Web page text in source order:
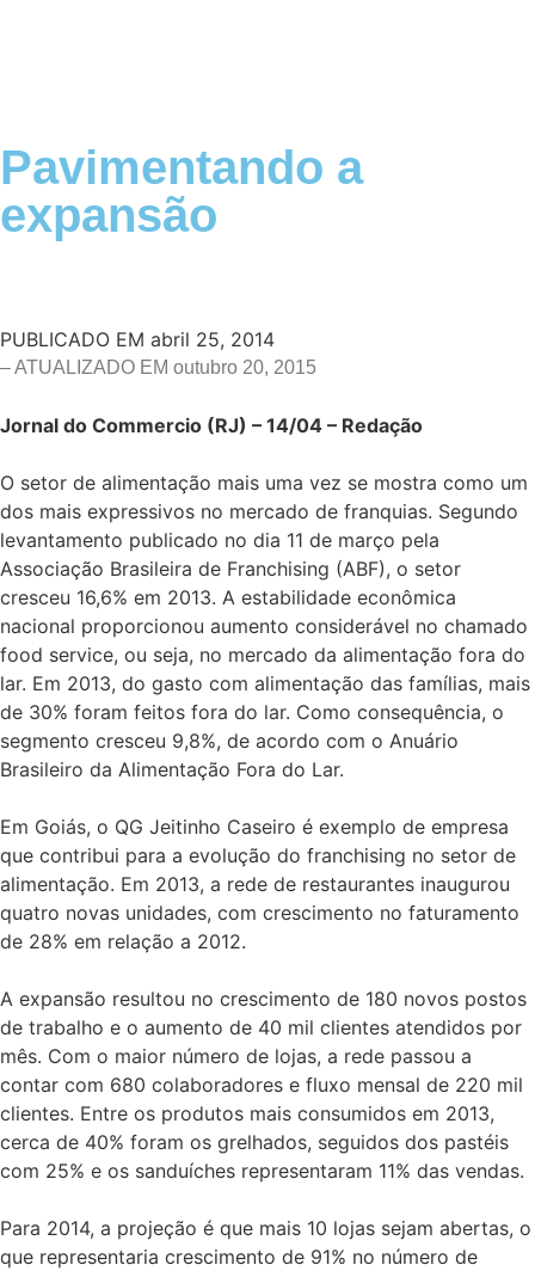
Pavimentando a
expansão
PUBLICADO EM abril 25, 2014
– ATUALIZADO EM outubro 20, 2015
Jornal do Commercio (RJ) – 14/04 – Redação
O setor de alimentação mais uma vez se mostra como um
dos mais expressivos no mercado de franquias. Segundo
levantamento publicado no dia 11 de março pela
Associação Brasileira de Franchising (ABF), o setor
cresceu 16,6% em 2013. A estabilidade econômica
nacional proporcionou aumento considerável no chamado
food service, ou seja, no mercado da alimentação fora do
lar. Em 2013, do gasto com alimentação das famílias, mais
de 30% foram feitos fora do lar. Como consequência, o
segmento cresceu 9,8%, de acordo com o Anuário
Brasileiro da Alimentação Fora do Lar.
Em Goiás, o QG Jeitinho Caseiro é exemplo de empresa
que contribui para a evolução do franchising no setor de
alimentação. Em 2013, a rede de restaurantes inaugurou
quatro novas unidades, com crescimento no faturamento
de 28% em relação a 2012.
A expansão resultou no crescimento de 180 novos postos
de trabalho e o aumento de 40 mil clientes atendidos por
mês. Com o maior número de lojas, a rede passou a
contar com 680 colaboradores e fluxo mensal de 220 mil
clientes. Entre os produtos mais consumidos em 2013,
cerca de 40% foram os grelhados, seguidos dos pastéis
com 25% e os sanduíches representaram 11% das vendas.
Para 2014, a projeção é que mais 10 lojas sejam abertas, o
que representaria crescimento de 91% no número de